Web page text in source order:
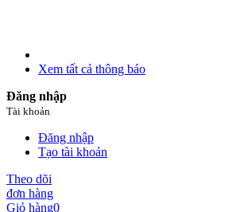
Xem tất cả thông báo
Đăng nhập
Tài khoản
Đăng nhập
Tạo tài khoản
Theo dõi
đơn hàng
Giỏ hàng0